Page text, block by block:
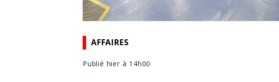
AFFAIRES
Publié hier à 14h00